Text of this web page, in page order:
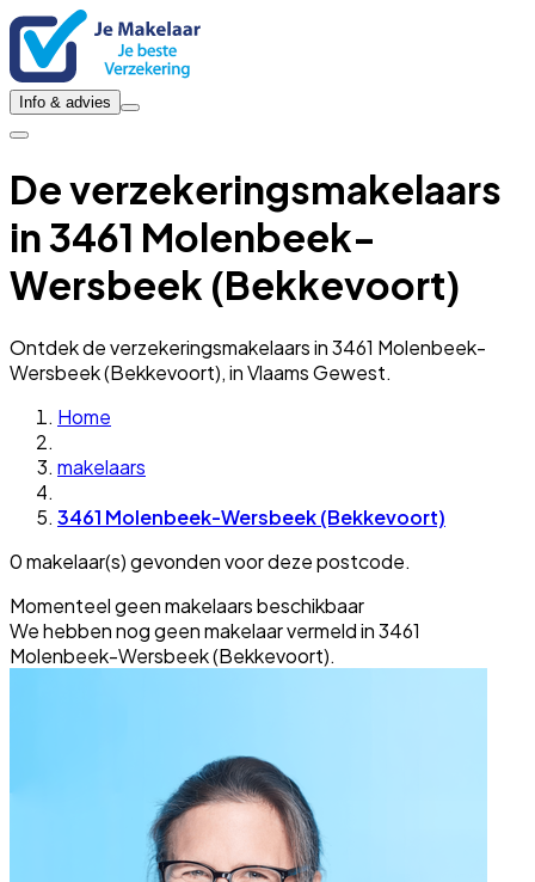
Info & advies
De verzekeringsmakelaars
in 3461 Molenbeek-
Wersbeek (Bekkevoort)
Ontdek de verzekeringsmakelaars in 3461 Molenbeek-
Wersbeek (Bekkevoort), in Vlaams Gewest.
Home
makelaars
3461 Molenbeek-Wersbeek (Bekkevoort)
0 makelaar(s) gevonden voor deze postcode.
Momenteel geen makelaars beschikbaar
We hebben nog geen makelaar vermeld in 3461
Molenbeek-Wersbeek (Bekkevoort).